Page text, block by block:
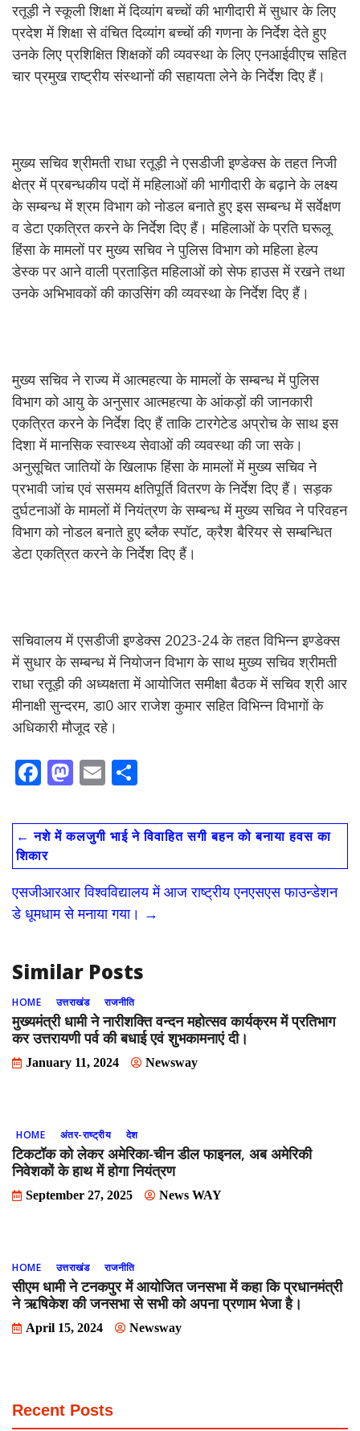
रतूड़ी ने स्कूली शिक्षा में दिव्यांग बच्चों की भागीदारी में सुधार के लिए
प्रदेश में शिक्षा से वंचित दिव्यांग बच्चों की गणना के निर्देश देते हुए
उनके लिए प्रशिक्षित शिक्षकों की व्यवस्था के लिए एनआईवीएच सहित
चार प्रमुख राष्ट्रीय संस्थानों की सहायता लेने के निर्देश दिए हैं।
मुख्य सचिव श्रीमती राधा रतूड़ी ने एसडीजी इण्डेक्स के तहत निजी
क्षेत्र में प्रबन्धकीय पदों में महिलाओं की भागीदारी के बढ़ाने के लक्ष्य
के सम्बन्ध में श्रम विभाग को नोडल बनाते हुए इस सम्बन्ध में सर्वेक्षण
व डेटा एकत्रित करने के निर्देश दिए हैं। महिलाओं के प्रति घरूलू
हिंसा के मामलों पर मुख्य सचिव ने पुलिस विभाग को महिला हेल्प
डेस्क पर आने वाली प्रताड़ित महिलाओं को सेफ हाउस में रखने तथा
उनके अभिभावकों की काउसिंग की व्यवस्था के निर्देश दिए हैं।
मुख्य सचिव ने राज्य में आत्महत्या के मामलों के सम्बन्ध में पुलिस
विभाग को आयु के अनुसार आत्महत्या के आंकड़ों की जानकारी
एकत्रित करने के निर्देश दिए हैं ताकि टारगेटेड अप्रोच के साथ इस
दिशा में मानसिक स्वास्थ्य सेवाओं की व्यवस्था की जा सके।
अनुसूचित जातियों के खिलाफ हिंसा के मामलों में मुख्य सचिव ने
प्रभावी जांच एवं ससमय क्षतिपूर्ति वितरण के निर्देश दिए हैं। सड़क
दुर्घटनाओं के मामलों में नियंत्रण के सम्बन्ध में मुख्य सचिव ने परिवहन
विभाग को नोडल बनाते हुए ब्लैक स्पॉट, क्रैश बैरियर से सम्बन्धित
डेटा एकत्रित करने के निर्देश दिए हैं।
सचिवालय में एसडीजी इण्डेक्स 2023-24 के तहत विभिन्न इण्डेक्स
में सुधार के सम्बन्ध में नियोजन विभाग के साथ मुख्य सचिव श्रीमती
राधा रतूड़ी की अध्यक्षता में आयोजित समीक्षा बैठक में सचिव श्री आर
मीनाक्षी सुन्दरम, डा0 आर राजेश कुमार सहित विभिन्न विभागों के
अधिकारी मौजूद रहे।
F
e
b
o
o
k
M
to
d
o
n
E
ai
l
ar
e
← नशे में कलजुगी भाई ने विवाहित सगी बहन को बनाया हवस का
शिकार
एसजीआरआर विश्वविद्यालय में आज राष्ट्रीय एनएसएस फाउन्डेशन
डे धूमधाम से मनाया गया। →
Similar Posts
HOME उत्तराखंड राजनीति
मुख्यमंत्री धामी ने नारीशक्ति वन्दन महोत्सव कार्यक्रम में प्रतिभाग
कर उत्तरायणी पर्व की बधाई एवं शुभकामनाएं दी।
January 11, 2024 Newsway
HOME अंतर-राष्ट्रीय देश
टिकटॉक को लेकर अमेरिका-चीन डील फाइनल, अब अमेरिकी
निवेशकों के हाथ में होगा नियंत्रण
September 27, 2025 News WAY
HOME उत्तराखंड राजनीति
सीएम धामी ने टनकपुर में आयोजित जनसभा में कहा कि प्रधानमंत्री
ने ऋषिकेश की जनसभा से सभी को अपना प्रणाम भेजा है।
April 15, 2024 Newsway
Recent Posts